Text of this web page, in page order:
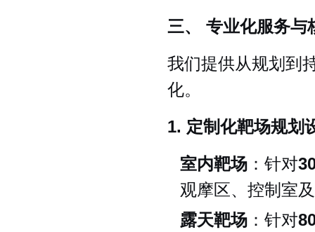
三、 专业化服务与
我们提供从规划到
化。
1. 定制化靶场规划
室内靶场 ：针对
观摩区、控制室
露天靶场 ：针对